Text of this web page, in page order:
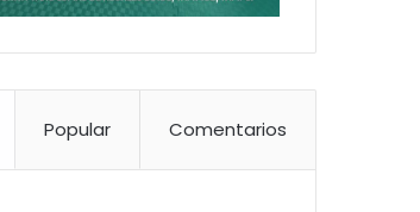
Popular Comentarios